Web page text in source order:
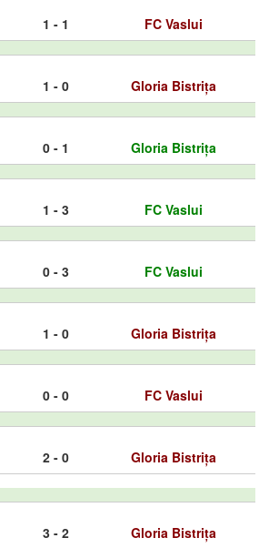
1 - 1 FC Vaslui
1 - 0 Gloria Bistrița
0 - 1 Gloria Bistrița
1 - 3 FC Vaslui
0 - 3 FC Vaslui
1 - 0 Gloria Bistrița
0 - 0 FC Vaslui
2 - 0 Gloria Bistrița
3 - 2 Gloria Bistrița